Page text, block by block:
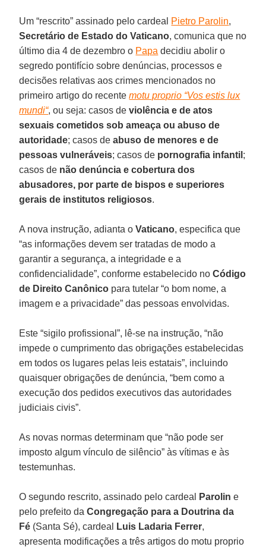
Um “rescrito” assinado pelo cardeal Pietro Parolin,
Secretário de Estado do Vaticano, comunica que no
último dia 4 de dezembro o Papa decidiu abolir o
segredo pontifício sobre denúncias, processos e
decisões relativas aos crimes mencionados no
primeiro artigo do recentemotu proprio “Vos estis lux
mundi“, ou seja: casos de violência e de atos
sexuais cometidos sob ameaça ou abuso de
autoridade; casos deabuso de menores e de
pessoas vulneráveis; casos de pornografia infantil ;
casos de não denúncia e cobertura dos
abusadores, por parte de bispos e superiores
gerais de institutos religiosos.
A nova instrução, adianta oVaticano, especifica que
“as informações devem ser tratadas de modo a
garantir a segurança, a integridade e a
confidencialidade”, conforme estabelecido no Código
de Direito Canônico para tutelar “o bom nome, a
imagem e a privacidade” das pessoas envolvidas.
Este “sigilo profissional”, lê-se na instrução, “não
impede o cumprimento das obrigações estabelecidas
em todos os lugares pelas leis estatais”, incluindo
quaisquer obrigações de denúncia, “bem como a
execução dos pedidos executivos das autoridades
judiciais civis”.
As novas normas determinam que “não pode ser
imposto algum vínculo de silêncio” às vítimas e às
testemunhas.
O segundo rescrito, assinado pelo cardeal Parolin e
pelo prefeito daCongregação para a Doutrina da
Fé (Santa Sé), cardeal Luis Ladaria Ferrer,
apresenta modificações a três artigos do motu proprio